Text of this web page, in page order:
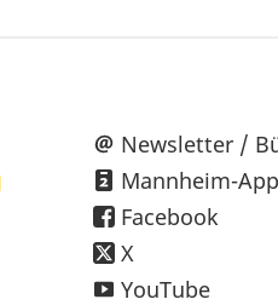
Newsletter /
Mannheim-App
Facebook
X
YouTube